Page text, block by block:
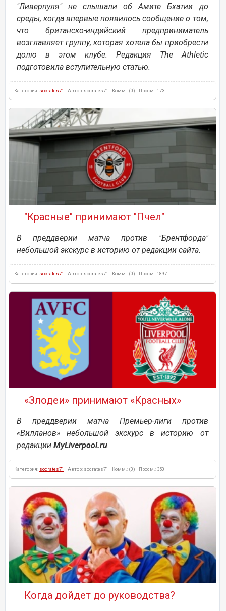
"Ливерпуля" не слышали об Амите Бхатии до
среды, когда впервые появилось сообщение о том,
что британско-индийский предприниматель
возглавляет группу, которая хотела бы приобрести
долю в этом клубе. Редакция The Athletic
подготовила вступительную статью.
Категория: socrates71 | Автор: socrates71 | Комм.: (0) | Просм.: 173
"Красные" принимают "Пчел"
В преддверии матча против "Брентфорда"
небольшой экскурс в историю от редакции сайта.
Категория: socrates71 | Автор: socrates71 | Комм.: (0) | Просм.: 1897
«Злодеи» принимают «Красных»
В преддверии матча Премьер-лиги против
«Вилланов» небольшой экскурс в историю от
редакции MyLiverpool.ru.
Категория: socrates71 | Автор: socrates71 | Комм.: (0) | Просм.: 350
Когда дойдет до руководства?